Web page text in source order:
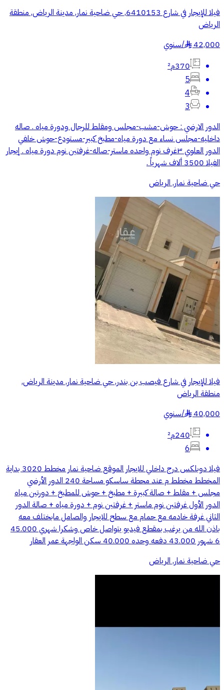
فيلا للإيجار في شارع 6410153, حي ضاحية نمار, مدينة الرياض, منطقة
الرياض
42,000
§
/سنوي
370م²
5
4
3
الدور الارضي : حوش-مشب-مجلس ومقلط للرجال ودورة مياه . صاله
داخليه-مجلس نساء مع دورة مياه-مطبخ كبير-مستودع-حوش خلفي
الدور العلوي ٣غرف نوم واحده ماستر-صاله-غرفتين نوم دورة مياه . إيجار
الفيلا 3500 ألاف شهرياً .
حي ضاحية نمار, الرياض
فيلا للإيجار في شارع فيصب بن بندر, حي ضاحية نمار, مدينة الرياض,
منطقة الرياض
40,000
§
/سنوي
240م²
6
فيلا دوبلكس درج داخلي للايجار الموقع ضاحية نمار مخطط 3020 بداية
المخطط مخطط م عند محطة ساسكو مساحة 240 الدور الأرضي
مجلس + مقلط + صالة كبيرة + مطبخ + حوش للمطبخ + دورتين مياه
الدور الأول غرفتين نوم ماستر + غرفتين نوم + دورة مياه + صالة الدور
الثاني غرفة خادمه مع حمام مع سطح للايجار والصامل مابختلف معه
باذن الله من يرغب بمقطع فيديو يتواصل خاص وشكرا شهري 45.000
6 شهور 43.000 دفعه وحده 40.000 سكن الواجهة عمر العقار
حي ضاحية نمار, الرياض